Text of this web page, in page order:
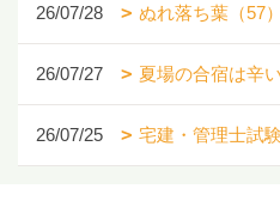
26/07/28 ぬれ落ち葉（57
26/07/27 夏場の合宿は辛い
26/07/25 宅建・管理士試